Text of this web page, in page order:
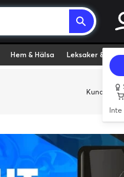
Hem & Hälsa Leksaker &